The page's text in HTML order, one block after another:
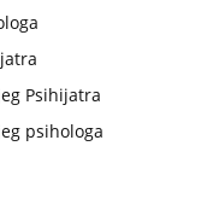
Psihijatra
psihologa